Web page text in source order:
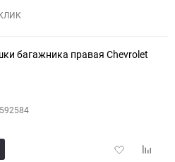
багажника правая Chevrolet
Добавить